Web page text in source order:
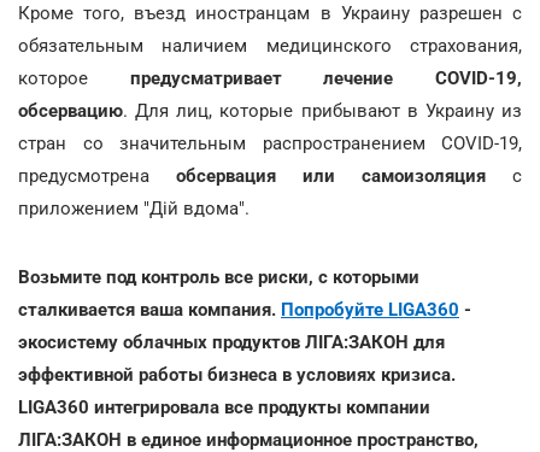
Кроме того, въезд иностранцам в Украину разрешен с
обязательным наличием медицинского страхования,
которое предусматривает лечение COVID-19,
обсервацию. Для лиц, которые прибывают в Украину из
стран со значительным распространением COVID-19,
предусмотрена обсервация или самоизоляция с
приложением "Дій вдома".
Возьмите под контроль все риски, с которыми
сталкивается ваша компания. Попробуйте LIGA360 -
экосистему облачных продуктов ЛІГА:ЗАКОН для
эффективной работы бизнеса в условиях кризиса.
LIGA360 интегрировала все продукты компании
ЛІГА:ЗАКОН в единое информационное пространство,